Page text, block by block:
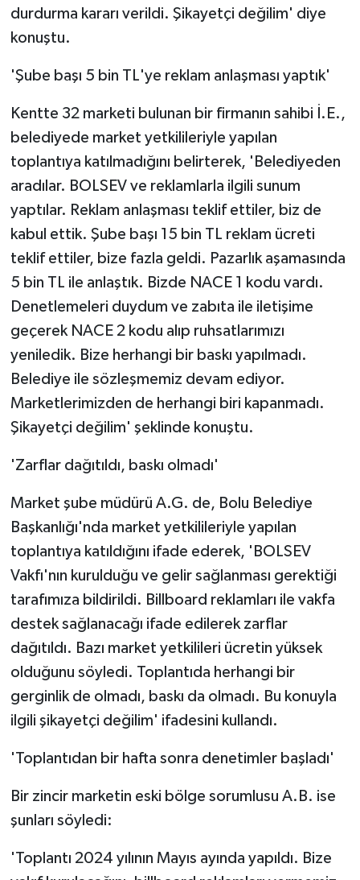
durdurma kararı verildi. Şikayetçi değilim' diye
konuştu.
'Şube başı 5 bin TL'ye reklam anlaşması yaptık'
Kentte 32 marketi bulunan bir firmanın sahibi İ.E.,
belediyede market yetkilileriyle yapılan
toplantıya katılmadığını belirterek, 'Belediyeden
aradılar. BOLSEV ve reklamlarla ilgili sunum
yaptılar. Reklam anlaşması teklif ettiler, biz de
kabul ettik. Şube başı 15 bin TL reklam ücreti
teklif ettiler, bize fazla geldi. Pazarlık aşamasında
5 bin TL ile anlaştık. Bizde NACE 1 kodu vardı.
Denetlemeleri duydum ve zabıta ile iletişime
geçerek NACE 2 kodu alıp ruhsatlarımızı
yeniledik. Bize herhangi bir baskı yapılmadı.
Belediye ile sözleşmemiz devam ediyor.
Marketlerimizden de herhangi biri kapanmadı.
Şikayetçi değilim' şeklinde konuştu.
'Zarflar dağıtıldı, baskı olmadı'
Market şube müdürü A.G. de, Bolu Belediye
Başkanlığı'nda market yetkilileriyle yapılan
toplantıya katıldığını ifade ederek, 'BOLSEV
Vakfı'nın kurulduğu ve gelir sağlanması gerektiği
tarafımıza bildirildi. Billboard reklamları ile vakfa
destek sağlanacağı ifade edilerek zarflar
dağıtıldı. Bazı market yetkilileri ücretin yüksek
olduğunu söyledi. Toplantıda herhangi bir
gerginlik de olmadı, baskı da olmadı. Bu konuyla
ilgili şikayetçi değilim' ifadesini kullandı.
'Toplantıdan bir hafta sonra denetimler başladı'
Bir zincir marketin eski bölge sorumlusu A.B. ise
şunları söyledi:
'Toplantı 2024 yılının Mayıs ayında yapıldı. Bize